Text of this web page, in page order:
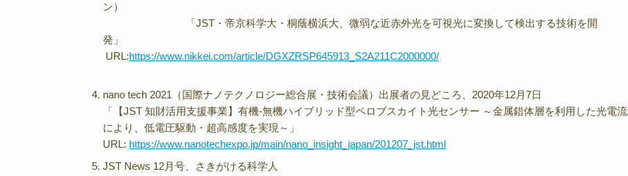
ン
「JST・帝京科学大・桐蔭横浜大、微弱な近赤外光を可視光に変換して検出する技術を開
発」
URL:https://www.nikkei.com/article/DGXZRSP645913_S2A211C2000000/
nano tech 2021（国際ナノテクノロジー総合展・技術会議）出展者の見どころ、2020年12月7日
「【JST 知財活用支援事業】有機-無機ハイブリッド型ペロブスカイト光センサー ～金属錯体層を利用した光電
により、低電圧駆動・超高感度を実現～」
URL: https://www.nanotechexpo.jp/main/nano_insight_japan/201207_jst.html
JST News 12月号、さきがける科学人